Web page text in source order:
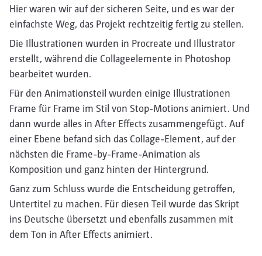
Hier waren wir auf der sicheren Seite, und es war der
einfachste Weg, das Projekt rechtzeitig fertig zu stellen.
Die Illustrationen wurden in Procreate und Illustrator
erstellt, während die Collageelemente in Photoshop
bearbeitet wurden.
Für den Animationsteil wurden einige Illustrationen
Frame für Frame im Stil von Stop-Motions animiert. Und
dann wurde alles in After Effects zusammengefügt. Auf
einer Ebene befand sich das Collage-Element, auf der
nächsten die Frame-by-Frame-Animation als
Komposition und ganz hinten der Hintergrund.
Ganz zum Schluss wurde die Entscheidung getroffen,
Untertitel zu machen. Für diesen Teil wurde das Skript
ins Deutsche übersetzt und ebenfalls zusammen mit
dem Ton in After Effects animiert.